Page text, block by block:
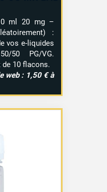
ml 20 mg –
:
vos e-liquides
50 PG/VG.
de 10 flacons.
web : 1,50 € à